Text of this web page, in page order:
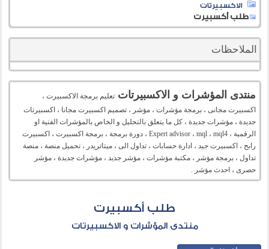
الاكسبيرتات
طلب أكسبيرت
الملاحظات
منتدى المؤشرات و الاكسبيرتات تعليم برمجة الاكسبيرت ،
اكسبيرت مجانى ، برمجة مؤشرات ، مؤشر ، تصميم اكسبيرت مجانا ، اكسبيرتات
جديدة ، مؤشرات جديدة ، كل ما يتعلق بالتحليل و الخاص بالمؤشرات الفنية او
الرقمية ، Expert advisor ، mql ، mql4 ، دورة برمجة ، برمجة اكسبيرت ، اكسبيرت
رابح ، اكسبيرت جيد ، ادارة حسابات ، تداول الى ، ميتاتريدر ، تحميل منصة ، منصة
تداول ، برمجة مؤشر ، مكتبة مؤشرات ، مؤشر جديد ، مؤشرات جديدة ، مؤشر
حصرى ، احدث مؤشر .
طلب أكسبيرت
منتدى المؤشرات و الاكسبيرتات